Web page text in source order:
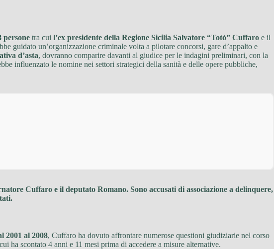
persone tra cui l’ex presidente della Regione Sicilia Salvatore “Totò” Cuffaro e il
guidato un’organizzazione criminale volta a pilotare concorsi, gare d’appalto e
d’asta, dovranno comparire davanti al giudice per le indagini preliminari, con la
influenzato le nomine nei settori strategici della sanità e delle opere pubbliche,
Cuffaro e il deputato Romano. Sono accusati di associazione a delinquere,
2001 al 2008, Cuffaro ha dovuto affrontare numerose questioni giudiziarie nel corso
ha scontato 4 anni e 11 mesi prima di accedere a misure alternative.